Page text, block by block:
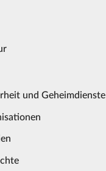
und Geheimdienste